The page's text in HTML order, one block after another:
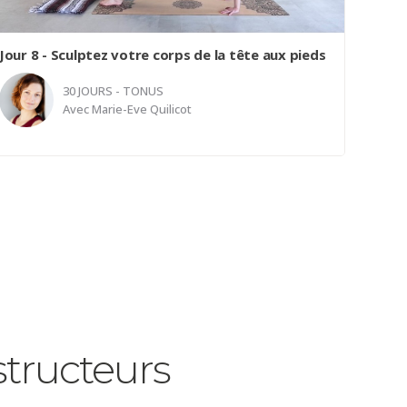
pour une expérience unique alliant technique,
Jour 8 - Sculptez votre corps de la tête aux pieds
30 JOURS - TONUS
AvecMarie-Eve Quilicot